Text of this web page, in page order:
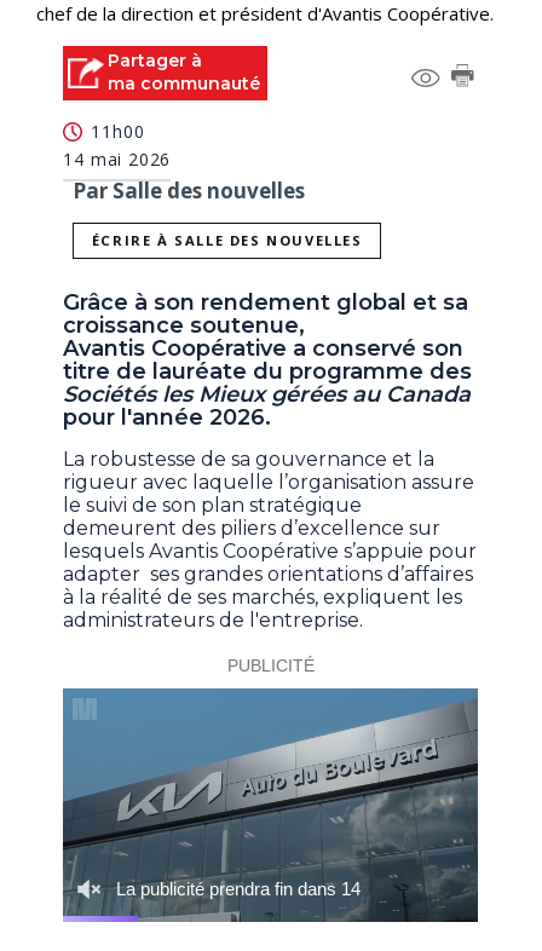
chef de la direction et président d'Avantis Coopérative.
Partager à
ma communauté
11h00
14 mai 2026
Par Salle des nouvelles
ÉCRIRE À SALLE DES NOUVELLES
Grâce à son rendement global et sa
croissance soutenue,
Avantis Coopérative a conservé son
titre de lauréate du programme des
Sociétés les Mieux gérées au Canada
pour l'année 2026.
La robustesse de sa gouvernance et la
rigueur avec laquelle l’organisation assure
le suivi de son plan stratégique
demeurent des piliers d’excellence sur
lesquels Avantis Coopérative s’appuie pour
adapter ses grandes orientations d’affaires
à la réalité de ses marchés, expliquent les
administrateurs de l'entreprise.